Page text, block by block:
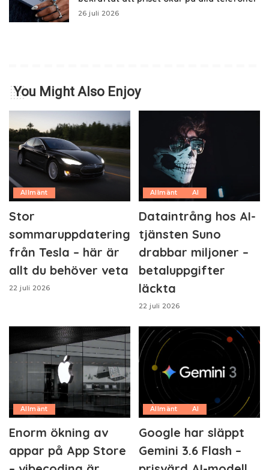
26 juli 2026
You Might Also Enjoy
Allmänt
Stor
sommaruppdatering
från Tesla – här är
allt du behöver veta
22 juli 2026
Allmänt AI
Dataintrång hos AI-
tjänsten Suno
drabbar miljoner –
betaluppgifter
läckta
22 juli 2026
Allmänt
Enorm ökning av
appar på App Store
Allmänt AI
Google har släppt
Gemini 3.6 Flash –